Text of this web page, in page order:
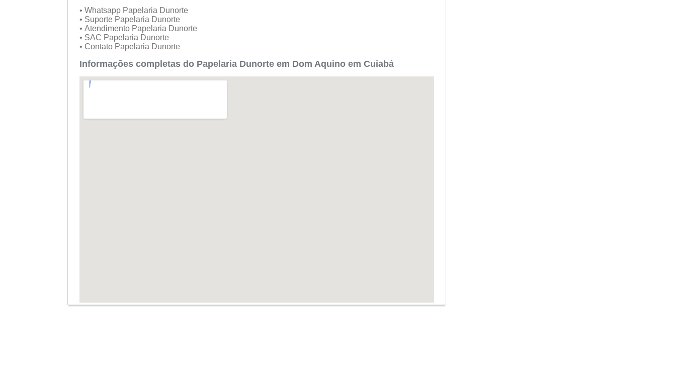
• Whatsapp Papelaria Dunorte
• Suporte Papelaria Dunorte
• Atendimento Papelaria Dunorte
• SAC Papelaria Dunorte
• Contato Papelaria Dunorte
Informações completas do Papelaria Dunorte em Dom Aquino em Cuiabá